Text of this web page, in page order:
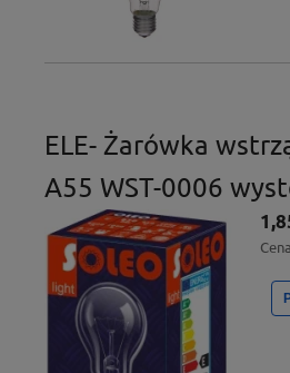
ELE- Żarówka
A55 WST-0006